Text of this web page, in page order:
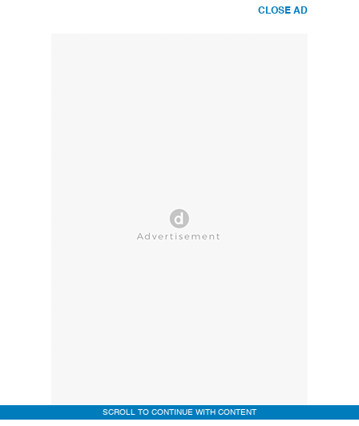
CLOSE AD
SCROLL TO CONTINUE WITH CONTENT